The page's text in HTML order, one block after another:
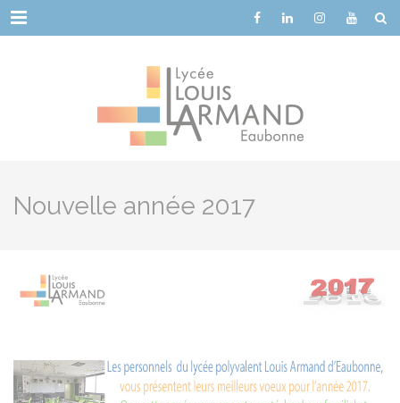
Menu
Nouvelle année 2017
Cookies management panel